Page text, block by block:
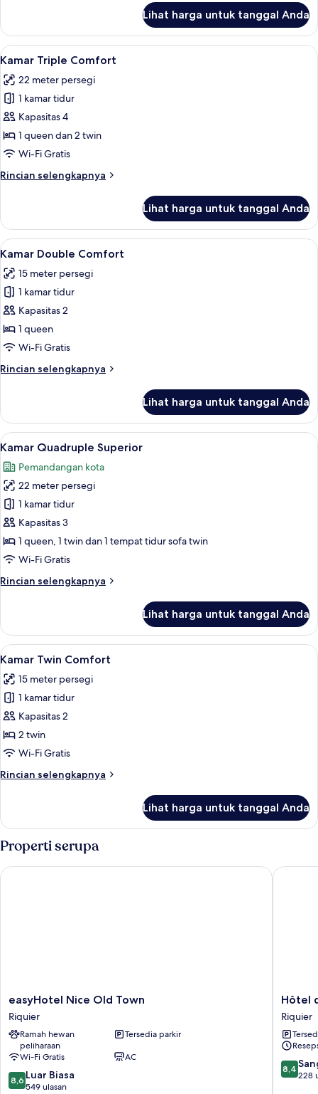
Family
Room
Lihat harga untuk tanggal Anda
Lihat
semua
foto
untuk
Kamar
Triple
Comfort
Kamar Triple Comfort | Seprai
1
Kamar Triple Comfort
22 meter persegi
1 kamar tidur
Kapasitas 4
1 queen dan 2 twin
Wi-Fi Gratis
Rincian selengkapnya
Rincian
Kamar
Triple
Comfort
Lihat harga untuk tanggal Anda
Lihat
semua
foto
untuk
Kamar
Double
Comfort
Kamar Double Comfort | Seprai
12
Kamar Double Comfort
15 meter persegi
1 kamar tidur
Kapasitas 2
1 queen
Wi-Fi Gratis
Rincian selengkapnya
Rincian
Kamar
Double
Comfort
Lihat harga untuk tanggal Anda
Lihat
semua
foto
untuk
Kamar
Quadruple
Superior
Kamar Quadruple Superior | Seprai
14
Kamar Quadruple Superior
Pemandangan kota
22 meter persegi
1 kamar tidur
Kapasitas 3
1 queen, 1 twin dan 1 tempat tidur sofa twin
Wi-Fi Gratis
Rincian selengkapnya
Rincian
Kamar
Quadruple
Superior
Lihat harga untuk tanggal Anda
Lihat
semua
foto
untuk
Kamar
Twin
Comfort
Kamar Twin Comfort | Seprai
9
Kamar Twin Comfort
15 meter persegi
1 kamar tidur
Kapasitas 2
2 twin
Wi-Fi Gratis
Rincian selengkapnya
Rincian
Kamar
Twin
Comfort
Lihat harga untuk tanggal Anda
Properti serupa
easyHotel
Nice
Old
Town
Riquier
easyHotel Nice Old Town
Riquier
Ramah hewan
peliharaan
Tersedia parkir
Wi-Fi Gratis
AC
8.6
dari
8,6 Luar Biasa
549 ulasan
easyHotel Nice Old Town
Hôtel
des
Dames
Riquier
Hôtel
Riquier
8.4
dari
8,4
228
Hôtel